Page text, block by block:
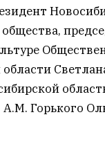
Горького